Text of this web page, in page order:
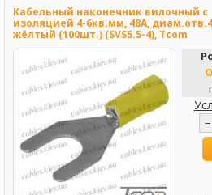
Кабельный наконечник вилочный с
изоляцией 4-6кв.мм, 48А,
жёлтый (100шт.) (SVS5.5-4), Tcom
−